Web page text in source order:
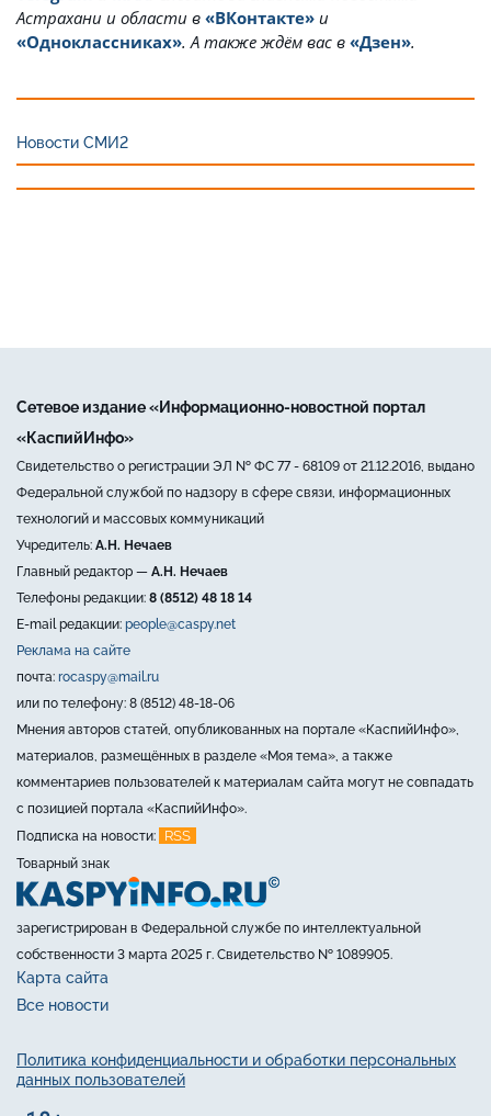
Астрахани и области в «ВКонтакте» и
«Одноклассниках». А также ждём вас в «Дзен».
Новости СМИ2
Сетевое издание «Информационно-новостной портал
«КаспийИнфо»
Свидетельство о регистрации ЭЛ № ФС 77 - 68109 от 21.12.2016, выдано
Федеральной службой по надзору в сфере связи, информационных
технологий и массовых коммуникаций
Учредитель: А.Н. Нечаев
Главный редактор — А.Н. Нечаев
Телефоны редакции: 8 (8512) 48 18 14
E-mail редакции: people@caspy.net
Реклама на сайте
почта: rocaspy@mail.ru
или по телефону: 8 (8512) 48-18-06
Мнения авторов статей, опубликованных на портале «КаспийИнфо»,
материалов, размещённых в разделе «Моя тема», а также
комментариев пользователей к материалам сайта могут не совпадать
с позицией портала «КаспийИнфо».
Подписка на новости:
RSS
Товарный знак
зарегистрирован в Федеральной службе по интеллектуальной
собственности 3 марта 2025 г. Свидетельство № 1089905.
Карта сайта
Все новости
Политика конфиденциальности и обработки персональных
данных пользователей